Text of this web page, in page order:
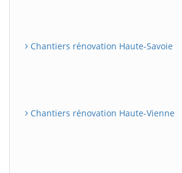
Chantiers rénovation Haute-Savoie
Chantiers rénovation Haute-Vienne